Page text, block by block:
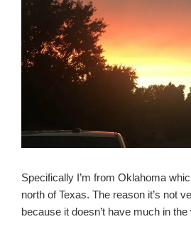
Specifically I’m from Oklahoma
north of Texas. The reason it’s not
because it doesn’t have much in